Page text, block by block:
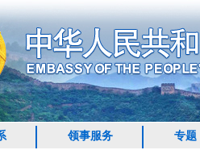
领事服务 专题